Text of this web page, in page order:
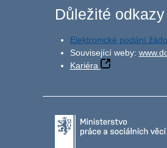
Důležité odkazy
Elektronické podání
Související weby:
Kariéra